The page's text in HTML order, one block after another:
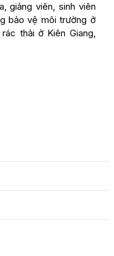
giảng viên, sinh viên
bảo vệ môi trường ở
thải ở Kiên Giang,